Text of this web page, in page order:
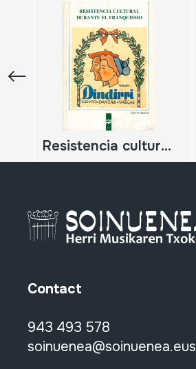
Resistencia cultural durante el franquismo. Grupo Danzas vascas Dindarri
Contact
943 493 578
soinuenea@soinuenea.eus